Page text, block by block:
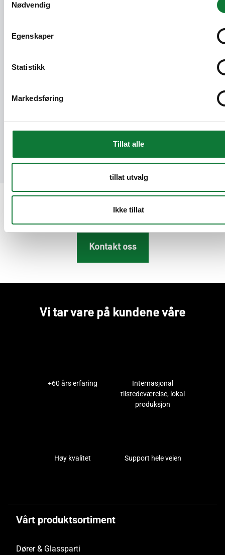
Nødvendig
Egenskaper
Statistikk
Markedsføring
Tillat alle
tillat utvalg
Ikke tillat
produktene våre registrert i relevante
sertifiseringene for hvert produkt direkte på
For en rask oversikt finnes det statiske EPD-
Hydro CIRCAL 75R. Et komplett bibliotek
Kontakt oss
Kontakt oss
Vi tar vare på kundene våre
+60 års erfaring
Internasjonal
tilstedeværelse, lokal
produksjon
Høy kvalitet Support hele veien
Vårt produktsortiment
Dører & Glassparti